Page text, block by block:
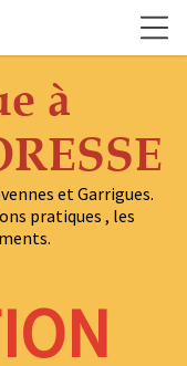
à
et Garrigues.
pratiques , les